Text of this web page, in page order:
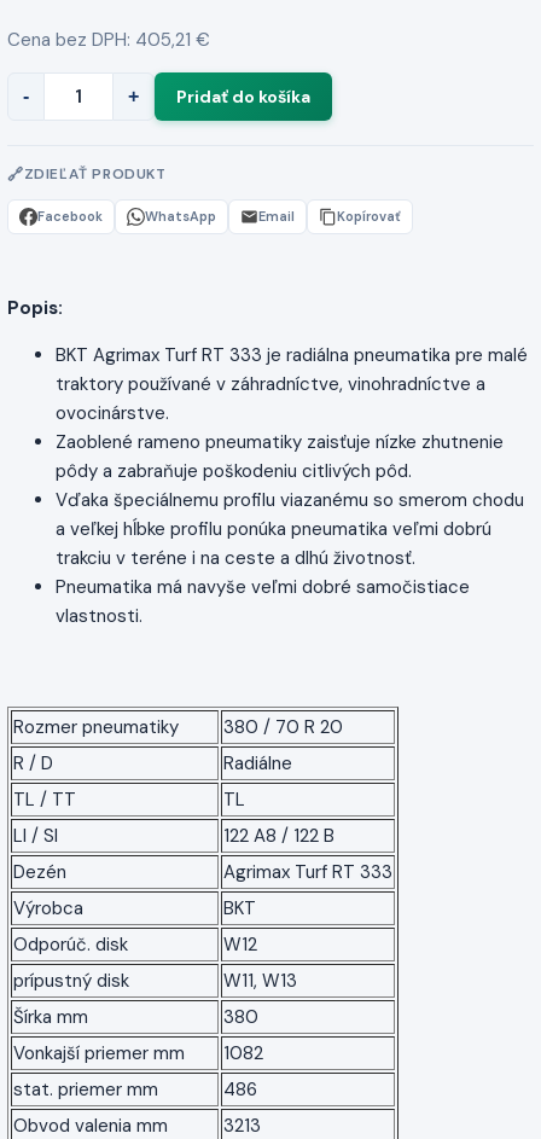
Cena bez DPH: 405,21 €
- +
ZDIEĽAŤ PRODUKT
Facebook WhatsApp Email Kopírovať
Popis:
BKT Agrimax Turf RT 333 je radiálna pneumatika pre malé
traktory používané v záhradníctve, vinohradníctve a
ovocinárstve.
Zaoblené rameno pneumatiky zaisťuje nízke zhutnenie
pôdy a zabraňuje poškodeniu citlivých pôd.
Vďaka špeciálnemu profilu viazanému so smerom chodu
a veľkej hĺbke profilu ponúka pneumatika veľmi dobrú
trakciu v teréne i na ceste a dlhú životnosť.
Pneumatika má navyše veľmi dobré samočistiace
vlastnosti.
Rozmer pneumatiky
380 / 70 R 20
R / D
Radiálne
TL / TT
TL
LI / SI
122 A8 / 122 B
Dezén
Agrimax Turf RT 333
Výrobca
BKT
Odporúč. disk
W12
prípustný disk
W11, W13
Šírka mm
380
Vonkajší priemer mm
1082
stat. priemer mm
486
Obvod valenia mm
3213